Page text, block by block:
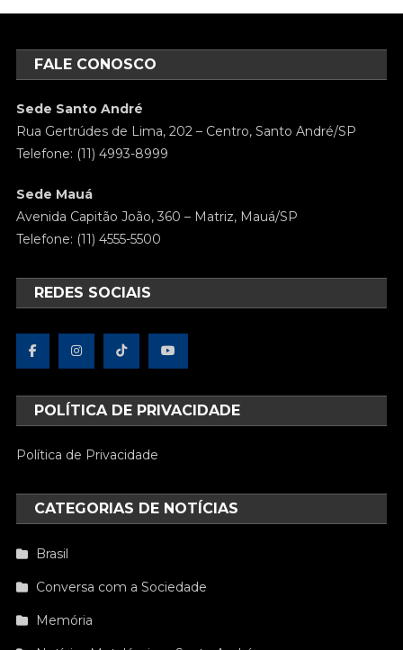
FALE CONOSCO
Sede Santo André
Rua Gertrúdes de Lima, 202 – Centro, Santo André/SP
Telefone: (11) 4993-8999
Sede Mauá
Avenida Capitão João, 360 – Matriz, Mauá/SP
Telefone: (11) 4555-5500
REDES SOCIAIS
POLÍTICA DE PRIVACIDADE
Política de Privacidade
CATEGORIAS DE NOTÍCIAS
Brasil
Conversa com a Sociedade
Memória